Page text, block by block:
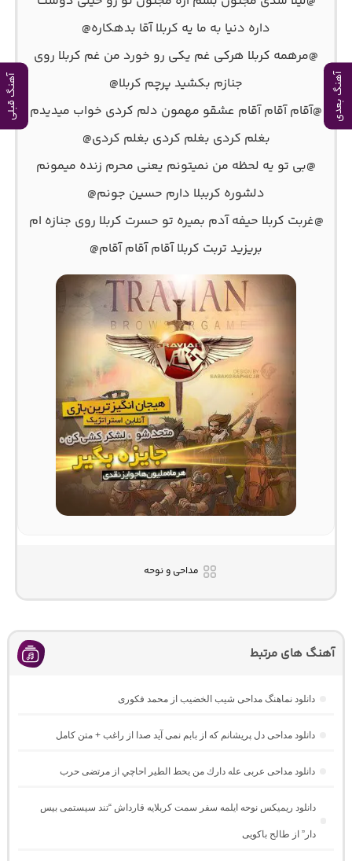
آهنگ بعدی آهنگ قبلی
داره دنیا به ما یه کربلا آقا بدهکاره@
@مرهمه کربلا هرکی غم یکی رو خورد من غم کربلا روی
جنازم بکشید پرچم کربلا@
@آقام آقام آقام عشقو مهمون دلم کردی خواب میدیدم
بغلم کردی بغلم کردی بغلم کردی@
@بی تو یه لحظه من نمیتونم یعنی محرم زنده میمونم
دلشوره کرببلا دارم حسین جونم@
@غربت کربلا حیفه آدم بمیره تو حسرت کربلا روی جنازه ام
بریزید تربت کربلا آقام آقام آقام@
مداحی و نوحه
آهنگ های مرتبط
دانلود نماهنگ مداحی شیب الخضیب از محمد فکوری
دانلود مداحی دل پریشانم که از بابم نمی آید صدا از راغب + متن کامل
دانلود مداحی عربی عله دارك من يحط الطير احاچي از مرتضی حرب
دانلود ریمیکس نوحه ایلمه سفر سمت کربلایه قارداش “تند سیستمی بیس
دار” از طالح باکویی